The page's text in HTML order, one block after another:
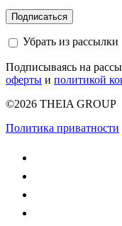
Убрать из рассылки
Подписываясь на
оферты и политикой
©2026 THEIA GROUP
Политика приватности